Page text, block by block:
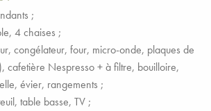
;
4 chaises ;
congélateur, four, micro-onde, plaques de
cafetière Nespresso + à filtre, bouilloire,
évier, rangements ;
table basse, TV ;